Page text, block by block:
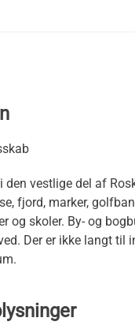
den vestlige del af
fjord, marker,
og skoler. By- og
Der er ikke langt til